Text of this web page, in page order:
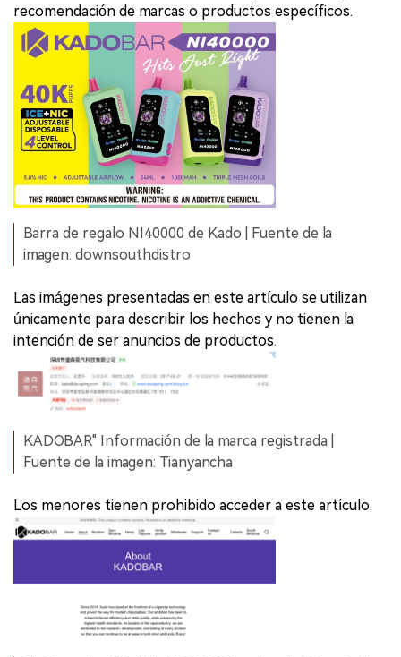
recomendación de marcas o productos específicos.
Barra de regalo NI40000 de Kado | Fuente de la
imagen: downsouthdistro
Las imágenes presentadas en este artículo se utilizan
únicamente para describir los hechos y no tienen la
intención de ser anuncios de productos.
KADOBAR" Información de la marca registrada |
Fuente de la imagen: Tianyancha
Los menores tienen prohibido acceder a este artículo.